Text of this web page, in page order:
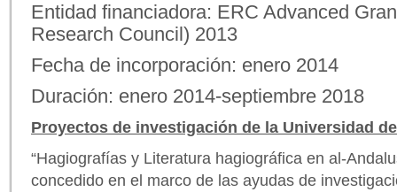
Entidad financiadora: ERC Advanced
Research Council) 2013
Fecha de incorporación: enero 2014
Duración: enero 2014-septiembre 2018
Proyectos de investigación de la Universidad
“Hagiografías y Literatura hagiográfica en al-
concedido en el marco de las ayudas de